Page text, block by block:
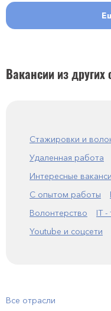
Вакансии из других
Стажировки и
Удаленная работа
Интересные
С опытом работы
Волонтерство
IT -
Youtube и соцсети
Все отрасли